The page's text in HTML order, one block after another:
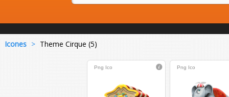
Icones > Theme Cirque (5)
Png Ico Png Ico